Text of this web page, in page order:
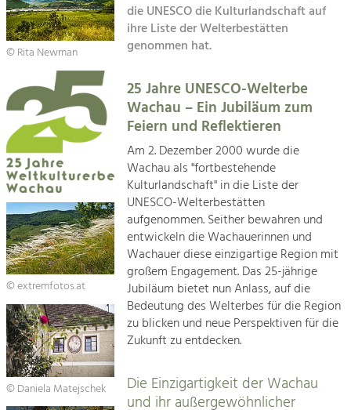
Kirchen am Fluss
Impressum
Kontakt
Managing and Caring for the Cultural
Landscape.
Tourism
Offer Development and Positioning
Art & Culture
Crafts, Science and Research.
Social Affairs, Education
& Identity
Equality, Youth and Integration.
Mobility & Energy
Climate Change, Public Transport and
Renewable Energy.
Economy
Increase in Regional Value Added.
© Rita Newman
© extremfotos.at
© Daniela Matejschek
die UNESCO die Kulturlandschaft auf
ihre Liste der Welterbestätten
genommen hat.
25 Jahre UNESCO-Welterbe
Wachau – Ein Jubiläum zum
Feiern und Reflektieren
Am 2. Dezember 2000 wurde die
Wachau als "fortbestehende
Kulturlandschaft" in die Liste der
UNESCO-Welterbestätten
aufgenommen. Seither bewahren und
entwickeln die Wachauerinnen und
Wachauer diese einzigartige Region mit
großem Engagement. Das 25-jährige
Jubiläum bietet nun Anlass, auf die
Bedeutung des Welterbes für die Region
zu blicken und neue Perspektiven für die
Zukunft zu entdecken.
Die Einzigartigkeit der Wachau
und ihr außergewöhnlicher